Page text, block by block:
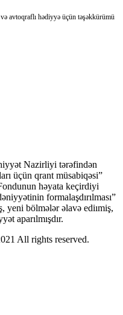
avtoqraflı hədiyyə üçün təşəkkürümü
Nazirliyi tərəfindən
üçün qrant müsabiqəsi”
həyata keçirdiyi
formalaşdırılması”
yeni bölmələr əlavə ediımiş,
aparılmışdır.
All rights reserved.